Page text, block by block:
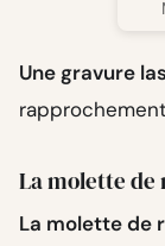
Une gravure
La molette de
La molette de